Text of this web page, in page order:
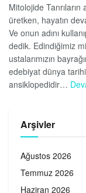
Mitolojide Tanrıların
üretken, hayatın
Ve onun adını
dedik. Edindiğimiz
ustalarımızın
edebiyat dünya
ansiklopedidir…
Arşivler
Ağustos 2026
Temmuz 2026
Haziran 2026